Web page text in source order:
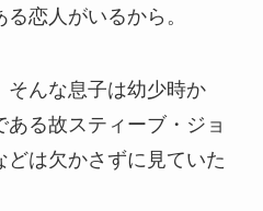
恋人がいるから。
んな息子は幼少時か
る故スティーブ・ジョ
は欠かさずに見ていた